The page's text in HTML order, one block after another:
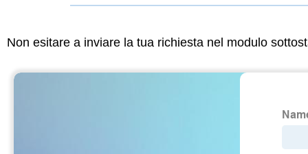
Non esitare a inviare la tua richiesta nel modulo